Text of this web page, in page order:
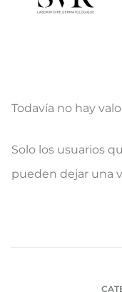
V
a
Todavía no hay
Solo los usuarios
pueden dejar una